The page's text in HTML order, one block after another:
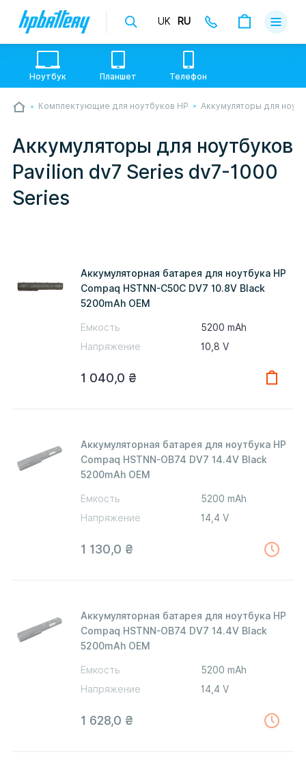
💙💛 Слава УкраЇні! Ми працюємо. Надсилаємо
Опрацьовуємо замовлення у звичному графіку
настільки швидко, як можемо. Якщо буде затримка
- пробачте, швидше за все у нас лунає повітряна
тривога. Але ми виліземо зі сховища і
UK RU
Доставка
Контакты
Ноутбук Планшет Телефон
Комплектующие для ноутбуков HP Аккумуляторы для
Аккумуляторы для ноутбуков
Pavilion dv7 Series dv7-1000
Series
Аккумуляторная батарея для ноутбука HP
Compaq HSTNN-C50C DV7 10.8V Black
5200mAh OEM
Емкость
5200 mAh
Напряжение
10,8 V
1 040,0 ₴
Аккумуляторная батарея для ноутбука HP
Compaq HSTNN-OB74 DV7 14.4V Black
5200mAh OEM
Емкость
5200 mAh
Напряжение
14,4 V
1 130,0 ₴
Аккумуляторная батарея для ноутбука HP
Compaq HSTNN-OB74 DV7 14.4V Black
5200mAh OEM
Емкость
5200 mAh
Напряжение
14,4 V
1 628,0 ₴